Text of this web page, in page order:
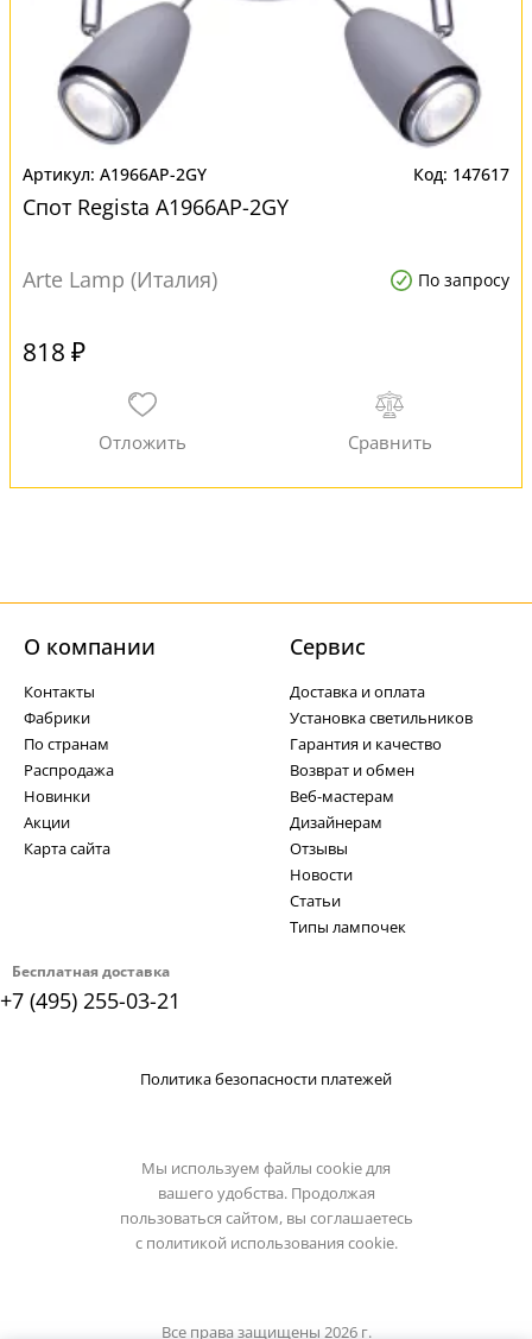
A1966AP-2GY 147617
Спот Regista A1966AP-2GY
Arte Lamp (Италия) По запросу
818 ₽
Бесплатная доставка
+7 (495) 255-03-21
О компании
Контакты
Фабрики
По странам
Распродажа
Новинки
Акции
Карта сайта
Cервис
Доставка и оплата
Установка светильников
Гарантия и качество
Возврат и обмен
Веб-мастерам
Дизайнерам
Отзывы
Новости
Статьи
Типы лампочек
Политика безопасности платежей
Мы используем файлы cookie для
вашего удобства. Продолжая
пользоваться сайтом, вы соглашаетесь
с политикой использования cookie.
Все права защищены 2026 г.